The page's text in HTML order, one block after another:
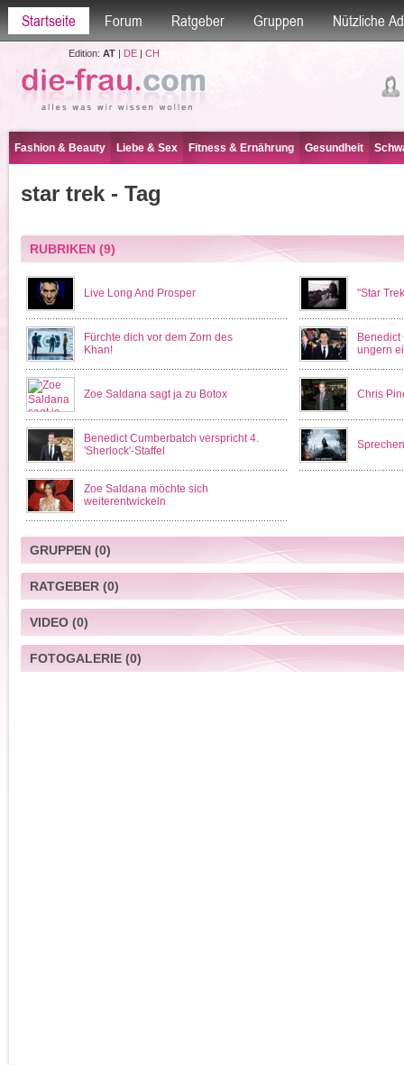
Startseite Forum Ratgeber Gruppen Nützliche
Edition: AT| DE| CH
Fashion & Beauty Liebe & Sex Fitness & Ernährung Gesundheit
star trek - Tag
RUBRIKEN(9)
Live Long And Prosper "Star
Fürchte dich vor dem Zorn des
Khan!
Benedict
ungern
Zoe Saldana sagt ja zu Botox Chris
Benedict Cumberbatch verspricht 4.
'Sherlock'-Staffel
Zoe Saldana möchte sich
weiterentwickeln
GRUPPEN(0)
RATGEBER(0)
VIDEO(0)
FOTOGALERIE(0)